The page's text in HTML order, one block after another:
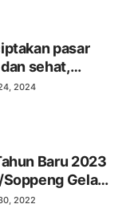
pasar
sehat,
2024
Baru 2023
Gelar
Doa
2022